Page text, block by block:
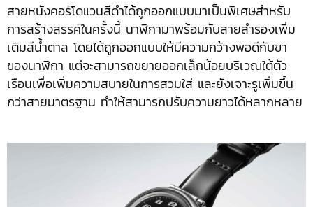
สายหนังคอร์โดแวนสีดำได้ถูกออกแบบมาเป็นพิเศษสำหรับ
การสร้างสรรค์ในครั้งนี้ นาฬิกามาพร้อมกับสายสำรองเพิ่ม
เติมสีน้ำตาล โดยได้ถูกออกแบบให้มีความกว้างพอดีกับขา
ของนาฬิกา แต่จะสามารถขยายออกเล็กน้อยบริเวณใต้ตัว
เรือนเพื่อเพิ่มความสบายในการสวมใส่ และยังเจาะรูเพิ่มขึ้น
กว่าสายมาตรฐาน ทำให้สามารถปรับความยาวได้หลากหลาย